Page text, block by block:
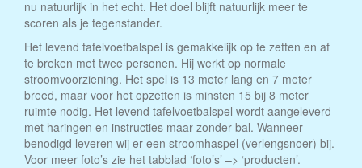
nu natuurlijk in het echt. Het doel blijft natuurlijk meer te
scoren als je tegenstander.
Het levend tafelvoetbalspel is gemakkelijk op te zetten en af
te breken met twee personen. Hij werkt op normale
stroomvoorziening. Het spel is 13 meter lang en 7 meter
breed, maar voor het opzetten is minsten 15 bij 8 meter
ruimte nodig. Het levend tafelvoetbalspel wordt aangeleverd
met haringen en instructies maar zonder bal. Wanneer
benodigd leveren wij er een stroomhaspel (verlengsnoer) bij.
Voor meer foto’s zie het tabblad ‘foto’s’ –> ‘producten’.